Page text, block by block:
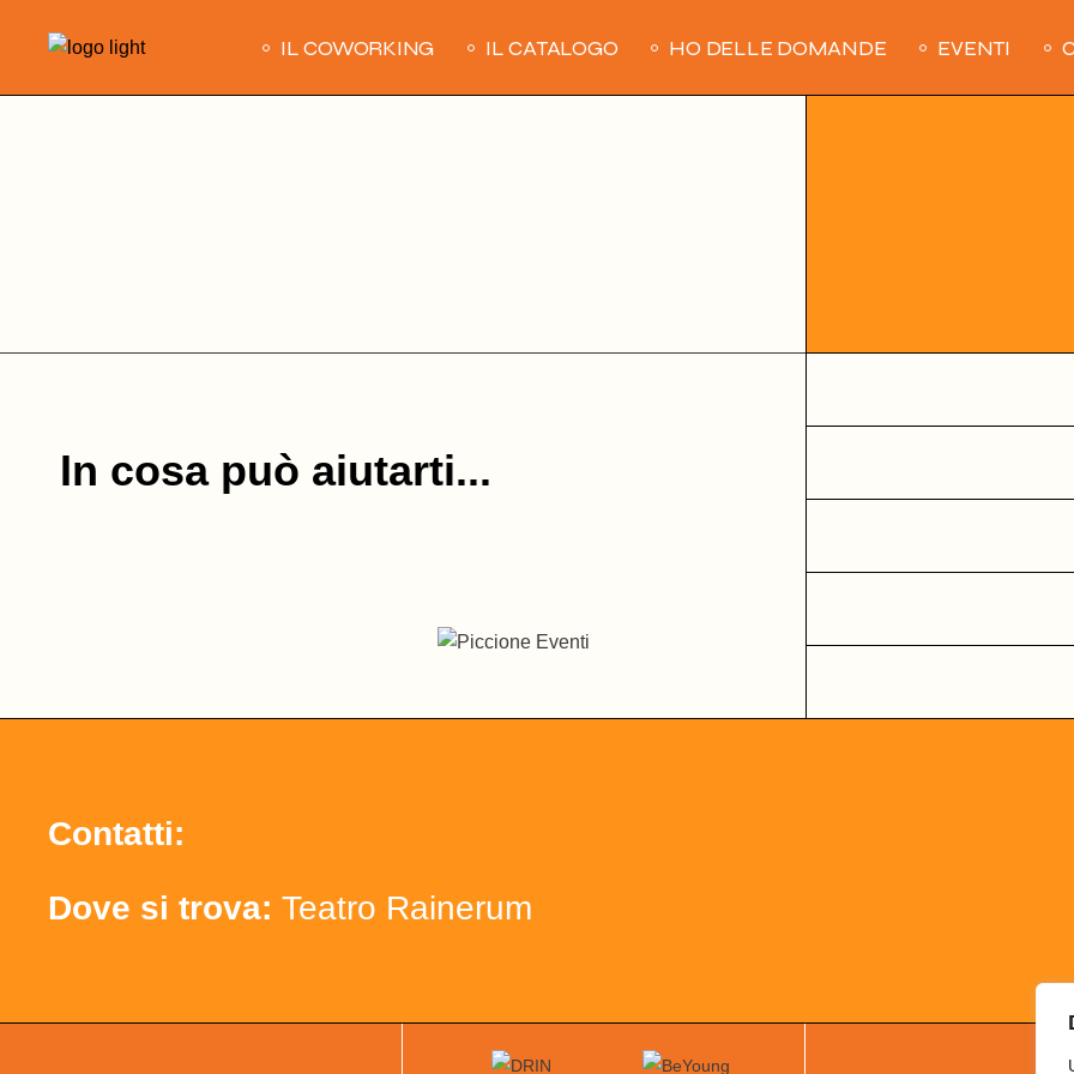
IL COWORKING IL CATALOGO HO DELLE DOMANDE EVENTI
In cosa può aiutarti...
Contatti:
Dove si trova: Teatro Rainerum